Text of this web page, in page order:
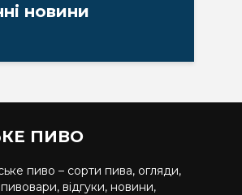
новини
ПИВО
пиво – сорти пива, огляди,
відгуки, новини,